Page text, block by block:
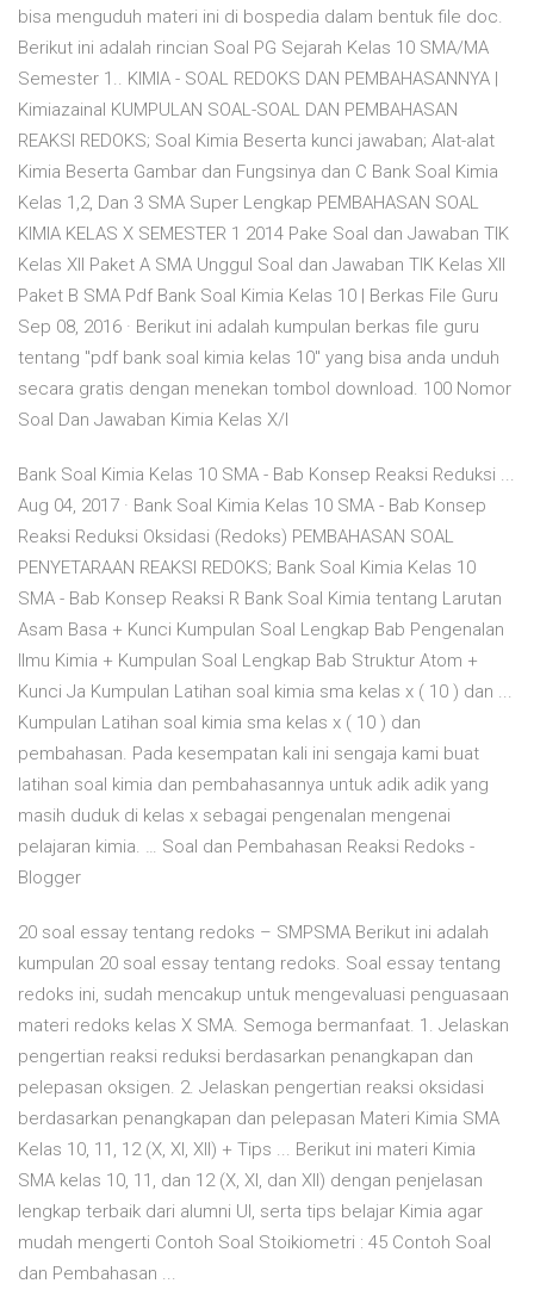
bisa menguduh materi ini di bospedia dalam bentuk file doc.
Berikut ini adalah rincian Soal PG Sejarah Kelas 10 SMA/MA
Semester 1.. KIMIA - SOAL REDOKS DAN PEMBAHASANNYA |
Kimiazainal KUMPULAN SOAL-SOAL DAN PEMBAHASAN
REAKSI REDOKS; Soal Kimia Beserta kunci jawaban; Alat-alat
Kimia Beserta Gambar dan Fungsinya dan C Bank Soal Kimia
Kelas 1,2, Dan 3 SMA Super Lengkap PEMBAHASAN SOAL
KIMIA KELAS X SEMESTER 1 2014 Pake Soal dan Jawaban TIK
Kelas XII Paket A SMA Unggul Soal dan Jawaban TIK Kelas XII
Paket B SMA Pdf Bank Soal Kimia Kelas 10 | Berkas File Guru
Sep 08, 2016 · Berikut ini adalah kumpulan berkas file guru
tentang "pdf bank soal kimia kelas 10" yang bisa anda unduh
secara gratis dengan menekan tombol download. 100 Nomor
Soal Dan Jawaban Kimia Kelas X/I
Bank Soal Kimia Kelas 10 SMA - Bab Konsep Reaksi Reduksi ...
Aug 04, 2017 · Bank Soal Kimia Kelas 10 SMA - Bab Konsep
Reaksi Reduksi Oksidasi (Redoks) PEMBAHASAN SOAL
PENYETARAAN REAKSI REDOKS; Bank Soal Kimia Kelas 10
SMA - Bab Konsep Reaksi R Bank Soal Kimia tentang Larutan
Asam Basa + Kunci Kumpulan Soal Lengkap Bab Pengenalan
Ilmu Kimia + Kumpulan Soal Lengkap Bab Struktur Atom +
Kunci Ja Kumpulan Latihan soal kimia sma kelas x ( 10 ) dan ...
Kumpulan Latihan soal kimia sma kelas x ( 10 ) dan
pembahasan. Pada kesempatan kali ini sengaja kami buat
latihan soal kimia dan pembahasannya untuk adik adik yang
masih duduk di kelas x sebagai pengenalan mengenai
pelajaran kimia. … Soal dan Pembahasan Reaksi Redoks -
Blogger
20 soal essay tentang redoks – SMPSMA Berikut ini adalah
kumpulan 20 soal essay tentang redoks. Soal essay tentang
redoks ini, sudah mencakup untuk mengevaluasi penguasaan
materi redoks kelas X SMA. Semoga bermanfaat. 1. Jelaskan
pengertian reaksi reduksi berdasarkan penangkapan dan
pelepasan oksigen. 2. Jelaskan pengertian reaksi oksidasi
berdasarkan penangkapan dan pelepasan Materi Kimia SMA
Kelas 10, 11, 12 (X, XI, XII) + Tips ... Berikut ini materi Kimia
SMA kelas 10, 11, dan 12 (X, XI, dan XII) dengan penjelasan
lengkap terbaik dari alumni UI, serta tips belajar Kimia agar
mudah mengerti Contoh Soal Stoikiometri : 45 Contoh Soal
dan Pembahasan ...